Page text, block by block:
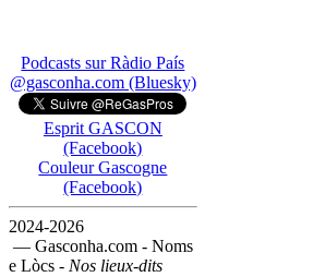
Podcasts sur Ràdio País
@gasconha.com (Bluesky)
Esprit GASCON
(Facebook)
Couleur Gascogne
(Facebook)
2024-2026
— Gasconha.com - Noms
e Lòcs - Nos lieux-dits